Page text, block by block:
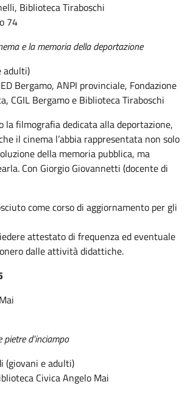
Biblioteca Tiraboschi
74
e la memoria della deportazione
adulti)
Bergamo, ANPI provinciale, Fondazione
CGIL Bergamo e Biblioteca Tiraboschi
la filmografia dedicata alla deportazione,
il cinema l’abbia rappresentata non solo
della memoria pubblica, ma
Con Giorgio Giovannetti (docente di
come corso di aggiornamento per gli
attestato di frequenza ed eventuale
dalle attività didattiche.
d’inciampo
(giovani e adulti)
Civica Angelo Mai